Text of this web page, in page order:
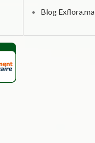
Blog Exflora.ma